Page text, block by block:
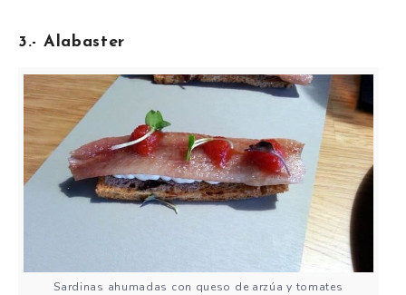
3.- Alabaster
Sardinas ahumadas con queso de arzúa y tomates